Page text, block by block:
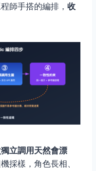
師手搭的編排， 收
立調用天然會漂
採樣，角色長相、